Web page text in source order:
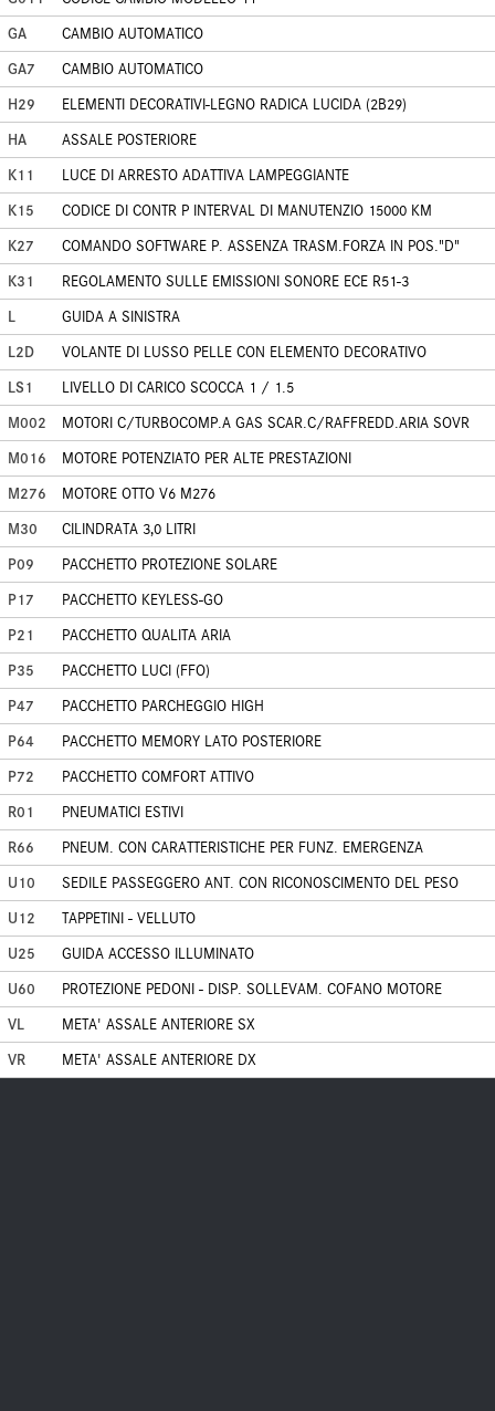
GA
CAMBIO AUTOMATICO
GA7
CAMBIO AUTOMATICO
H29
ELEMENTI DECORATIVI-LEGNO RADICA LUCIDA (2B29)
HA
ASSALE POSTERIORE
K11
LUCE DI ARRESTO ADATTIVA LAMPEGGIANTE
K15
CODICE DI CONTR P INTERVAL DI MANUTENZIO 15000 KM
K27
COMANDO SOFTWARE P. ASSENZA TRASM.FORZA IN POS."D"
K31
REGOLAMENTO SULLE EMISSIONI SONORE ECE R51-3
L
GUIDA A SINISTRA
L2D
VOLANTE DI LUSSO PELLE CON ELEMENTO DECORATIVO
LS1
LIVELLO DI CARICO SCOCCA 1 / 1.5
M002
MOTORI C/TURBOCOMP.A GAS SCAR.C/RAFFREDD.ARIA SOVR
M016
MOTORE POTENZIATO PER ALTE PRESTAZIONI
M276
MOTORE OTTO V6 M276
M30
CILINDRATA 3,0 LITRI
P09
PACCHETTO PROTEZIONE SOLARE
P17
PACCHETTO KEYLESS-GO
P21
PACCHETTO QUALITA ARIA
P35
PACCHETTO LUCI (FFO)
P47
PACCHETTO PARCHEGGIO HIGH
P64
PACCHETTO MEMORY LATO POSTERIORE
P72
PACCHETTO COMFORT ATTIVO
R01
PNEUMATICI ESTIVI
R66
PNEUM. CON CARATTERISTICHE PER FUNZ. EMERGENZA
U10
SEDILE PASSEGGERO ANT. CON RICONOSCIMENTO DEL PESO
U12
TAPPETINI - VELLUTO
U25
GUIDA ACCESSO ILLUMINATO
U60
PROTEZIONE PEDONI - DISP. SOLLEVAM. COFANO MOTORE
VL
META' ASSALE ANTERIORE SX
VR
META' ASSALE ANTERIORE DX